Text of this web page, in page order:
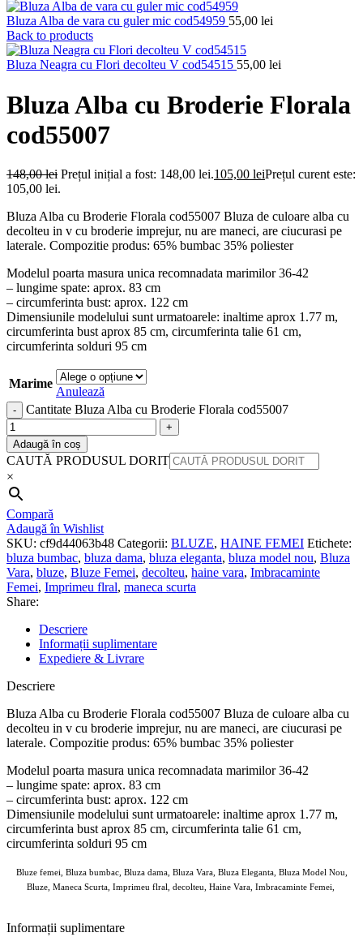
Bluza Alba de vara cu guler mic cod54959 55,00 lei
Back to products
Bluza Neagra cu Flori decolteu V cod54515 55,00 lei
Bluza Alba cu Broderie Florala
cod55007
148,00lei Prețul inițial a fost: 148,00 lei.105,00 leiPrețul curent este:
105,00 lei.
Bluza Alba cu Broderie Florala cod55007 Bluza de culoare alba cu
decolteu in v cu broderie imprejur, nu are maneci, are ciucurasi pe
laterale. Compozitie produs: 65% bumbac 35% poliester
Modelul poarta masura unica recomnadata marimilor 36-42
– lungime spate: aprox. 83 cm
– circumferinta bust: aprox. 122 cm
Dimensiunile modelului sunt urmatoarele: inaltime aprox 1.77 m,
circumferinta bust aprox 85 cm, circumferinta talie 61 cm,
circumferinta solduri 95 cm
Marime
Anulează
Cantitate Bluza Alba cu Broderie Florala cod55007
Adaugă în coș
CAUTĂ PRODUSUL DORIT
×
Compară
Adaugă în Wishlist
SKU: cf9d44063b48 Categorii: BLUZE, HAINE FEMEI Etichete:
bluza bumbac, bluza dama, bluza eleganta, bluza model nou, Bluza
Vara, bluze, Bluze Femei, decolteu, haine vara, Imbracaminte
Femei, Imprimeu flral, maneca scurta
Share:
Descriere
Informații suplimentare
Expediere & Livrare
Descriere
Bluza Alba cu Broderie Florala cod55007 Bluza de culoare alba cu
decolteu in v cu broderie imprejur, nu are maneci, are ciucurasi pe
laterale. Compozitie produs: 65% bumbac 35% poliester
Modelul poarta masura unica recomnadata marimilor 36-42
– lungime spate: aprox. 83 cm
– circumferinta bust: aprox. 122 cm
Dimensiunile modelului sunt urmatoarele: inaltime aprox 1.77 m,
circumferinta bust aprox 85 cm, circumferinta talie 61 cm,
circumferinta solduri 95 cm
Bluze femei, Bluza bumbac, Bluza dama, Bluza Vara, Bluza Eleganta, Bluza Model Nou,
Bluze, Maneca Scurta, Imprimeu flral, decolteu, Haine Vara, Imbracaminte Femei,
Informații suplimentare